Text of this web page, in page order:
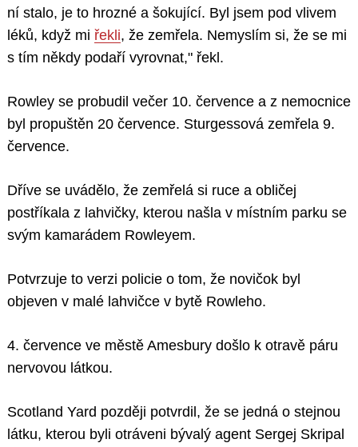
ní stalo, je to hrozné a šokující. Byl jsem pod vlivem
léků, když mi řekli, že zemřela. Nemyslím si, že se mi
s tím někdy podaří vyrovnat," řekl.
Rowley se probudil večer 10. července a z nemocnice
byl propuštěn 20 července. Sturgessová zemřela 9.
července.
Dříve se uvádělo, že zemřelá si ruce a obličej
postříkala z lahvičky, kterou našla v místním parku se
svým kamarádem Rowleyem.
Potvrzuje to verzi policie o tom, že novičok byl
objeven v malé lahvičce v bytě Rowleho.
4. července ve městě Amesbury došlo k otravě páru
nervovou látkou.
Scotland Yard později potvrdil, že se jedná o stejnou
látku, kterou byli otráveni bývalý agent Sergej Skripal